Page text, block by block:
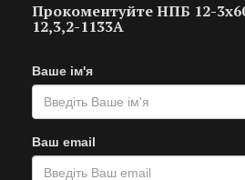
Прокоментуйте НПБ 12-
12,3,2-1133А
Ваше ім'я
Ваш email